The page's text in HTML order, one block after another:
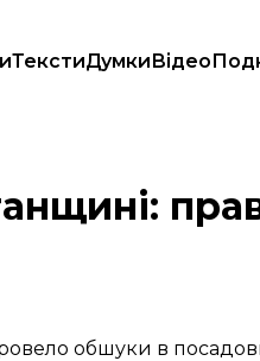
ТекстиДумкиВідео
вину рятувальників
обшуки в